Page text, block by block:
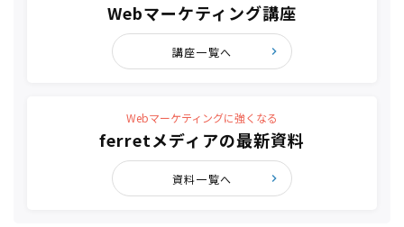
Webマーケティング講座
講座一覧へ
Webマーケティングに強くなる
ferretメディアの最新資料
資料一覧へ